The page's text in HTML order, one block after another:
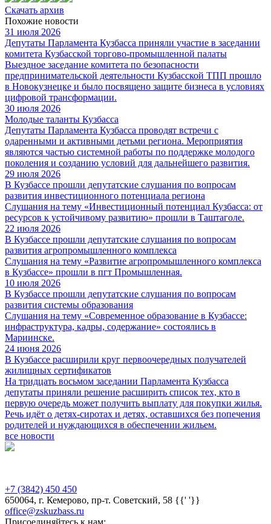
Скачать архив
Похожие новости
31 июля 2026
Депутаты Парламента Кузбасса приняли участие в заседании
комитета Кузбасской торгово-промышленной палаты
Выездное заседание комитета по безопасности
предпринимательской деятельности Кузбасской ТПП прошло
в Новокузнецке и было посвящено защите бизнеса в условиях
цифровой трансформации.
30 июля 2026
Молодые таланты Кузбасса
Депутаты Парламента Кузбасса проводят встречи с
одаренными и активными детьми региона. Мероприятия
являются частью системной работы по поддержке молодого
поколения и созданию условий для дальнейшего развития.
29 июля 2026
В Кузбассе прошли депутатские слушания по вопросам
развития инвестиционного потенциала региона
Слушания на тему «Инвестиционный потенциал Кузбасса: от
ресурсов к устойчивому развитию» прошли в Таштаголе.
22 июля 2026
В Кузбассе прошли депутатские слушания по вопросам
развития агропромышленного комплекса
Слушания на тему «Развитие агропромышленного комплекса
в Кузбассе» прошли в пгт Промышленная.
10 июля 2026
В Кузбассе прошли депутатские слушания по вопросам
развития системы образования
Слушания на тему «Современное образование в Кузбассе:
инфраструктура, кадры, содержание» состоялись в
Мариинске.
24 июня 2026
В Кузбассе расширили круг первоочередных получателей
жилищных сертификатов
На тридцать восьмом заседании Парламента Кузбасса
депутаты приняли решение расширить список тех, кто в
первую очередь может получить выплату для покупки жилья.
Речь идёт о детях‑сиротах и детях, оставшихся без попечения
родителей и нуждающихся в обеспечении жильем.
все новости
+7 (3842) 450 450
650064, г. Кемерово, пр-т. Советский, 58 {{' '}}
office@zskuzbass.ru
Присоединяйтесь к нам: